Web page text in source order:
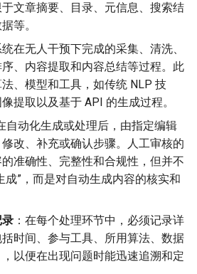
文章摘要、目录、元信息、搜索结
等。
统在无人干预下完成的采集、清洗、
、内容提取和内容总结等过程。此
、模型和工具，如传统 NLP 技
提取以及基于 API 的生成过程。
自动化生成或处理后，由指定编辑
改、补充或确认步骤。人工审核的
准确性、完整性和合规性，但并不
成”，而是对自动生成内容的核实和
：在每个处理环节中，必须记录详
时间、参与工具、所用算法、数据
以便在出现问题时能迅速追溯和定